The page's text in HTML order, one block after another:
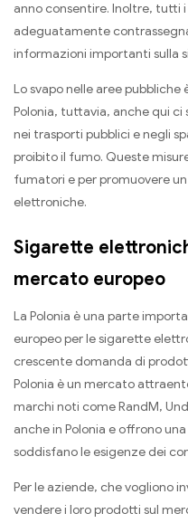
anno consentire. Inoltre, tutti
adeguatamente
informazioni importanti sulla
Lo svapo nelle aree
Polonia, tuttavia, anche qui
nei trasporti pubblici e negli
proibito il fumo. Queste
fumatori e per promuovere
elettroniche.
Sigarette
mercato europeo
La Polonia è una parte
europeo per le sigarette
crescente domanda di
Polonia è un mercato
marchi noti come RandM,
anche in Polonia e offrono
soddisfano le esigenze dei
Per le aziende, che vogliono
vendere i loro prodotti sul